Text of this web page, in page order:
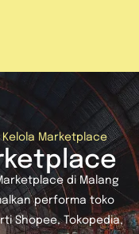
Marketplace
di Malang
performa toko
Shopee, Tokopedia,